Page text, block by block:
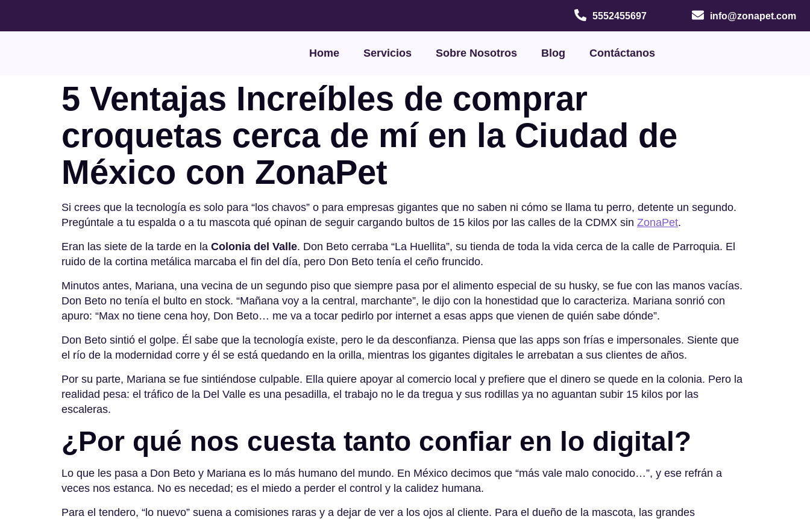
5552455697 info@zonapet.com
Home Servicios Sobre Nosotros Blog Contáctanos
5 Ventajas Increíbles de comprar
croquetas cerca de mí en la Ciudad de
México con ZonaPet
Si crees que la tecnología es solo para “los chavos” o para empresas gigantes que no saben ni cómo se llama tu perro, detente un segundo.
Pregúntale a tu espalda o a tu mascota qué opinan de seguir cargando bultos de 15 kilos por las calles de la CDMX sin ZonaPet.
Eran las siete de la tarde en la Colonia del Valle. Don Beto cerraba “La Huellita”, su tienda de toda la vida cerca de la calle de Parroquia. El
ruido de la cortina metálica marcaba el fin del día, pero Don Beto tenía el ceño fruncido.
Minutos antes, Mariana, una vecina de un segundo piso que siempre pasa por el alimento especial de su husky, se fue con las manos vacías.
Don Beto no tenía el bulto en stock. “Mañana voy a la central, marchante”, le dijo con la honestidad que lo caracteriza. Mariana sonrió con
apuro: “Max no tiene cena hoy, Don Beto… me va a tocar pedirlo por internet a esas apps que vienen de quién sabe dónde”.
Don Beto sintió el golpe. Él sabe que la tecnología existe, pero le da desconfianza. Piensa que las apps son frías e impersonales. Siente que
el río de la modernidad corre y él se está quedando en la orilla, mientras los gigantes digitales le arrebatan a sus clientes de años.
Por su parte, Mariana se fue sintiéndose culpable. Ella quiere apoyar al comercio local y prefiere que el dinero se quede en la colonia. Pero la
realidad pesa: el tráfico de la Del Valle es una pesadilla, el trabajo no le da tregua y sus rodillas ya no aguantan subir 15 kilos por las
escaleras.
¿Por qué nos cuesta tanto confiar en lo digital?
Lo que les pasa a Don Beto y Mariana es lo más humano del mundo. En México decimos que “más vale malo conocido…”, y ese refrán a
veces nos estanca. No es necedad; es el miedo a perder el control y la calidez humana.
Para el tendero, “lo nuevo” suena a comisiones raras y a dejar de ver a los ojos al cliente. Para el dueño de la mascota, las grandes